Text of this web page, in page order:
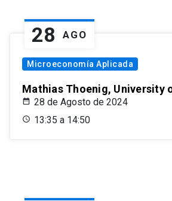
28 AGO
Microeconomía Aplicada
Mathias Thoenig, University
28 de Agosto de 2024
13:35 a 14:50